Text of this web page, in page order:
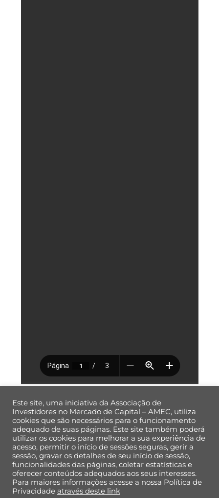
Back
To
Top
Política de Privacidade de Dados
Este site, uma iniciativa da Associação de
Investidores no Mercado de Capital – AMEC, utiliza
cookies que são necessários para o funcionamento
adequado de suas páginas. Este site também poderá
utilizar os cookies para melhorar a sua experiência de
acesso, permitir o início de sessões seguras, gerir a
sessão, gravar os detalhes de seu início de sessão,
funcionalidades das páginas, coletar estatísticas e
oferecer conteúdos adequados aos seus interesses.
Para maiores informações acesse a nossa Política de
Privacidade através deste link